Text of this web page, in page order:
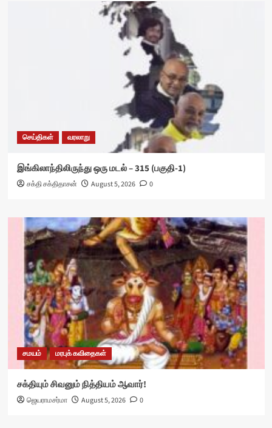
செய்திகள் வரலாறு
இங்கிலாந்திலிருந்து ஒரு மடல் – 315 (பகுதி-1)
சக்தி சக்திதாசன் August 5, 2026 0
சமயம் மரபுக் கவிதைகள்
சக்தியும் சிவனும் நித்தியம் ஆவார்!
ஜெயராமசர்மா August 5, 2026 0